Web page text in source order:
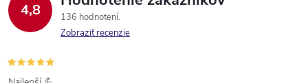
4,8
136 hodnotení
Zobraziť recenzie